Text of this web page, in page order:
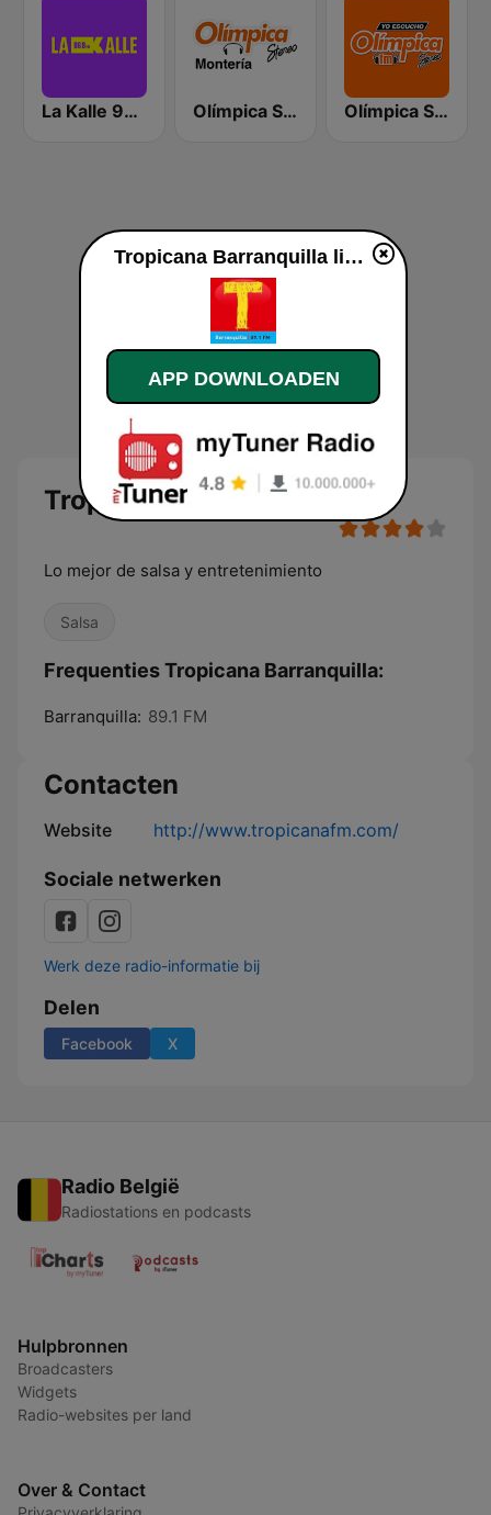
La Kalle 96.9 FM Olímpica Stereo Montería 90.5 FM Olímpica Stereo Cali 104.5 FM
Tropicana Barranquilla
Lo mejor de salsa y entretenimiento
Salsa
Frequenties Tropicana Barranquilla:
Barranquilla: 89.1 FM
Contacten
Website http://www.tropicanafm.com/
Sociale netwerken
Werk deze radio-informatie bij
Delen
Facebook X
Radio België
Radiostations en podcasts
Hulpbronnen
Broadcasters
Widgets
Radio-websites per land
Over & Contact
Tropicana Barranquilla live luisteren
APP DOWNLOADEN